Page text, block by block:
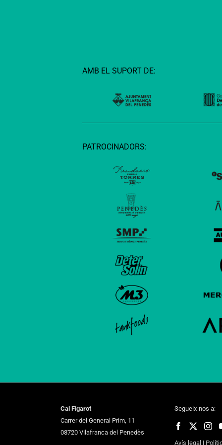
AMB EL SUPORT DE:
PATROCINADORS:
Cal Figarot
Carrer del General Prim, 11
08720 Vilafranca del Penedès
Segueix-nos a:
Avís legal |